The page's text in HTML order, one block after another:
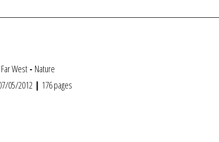
Far West- Nature
05/2012 | 176 pages